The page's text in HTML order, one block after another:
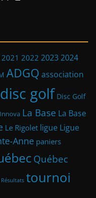
2021 2022 20232024
ADGQ association
disc golf Disc Golf
Innova La Base La Base
Le Rigolet ligue Ligue
Anne paniers
Québec
Résultats tournoi